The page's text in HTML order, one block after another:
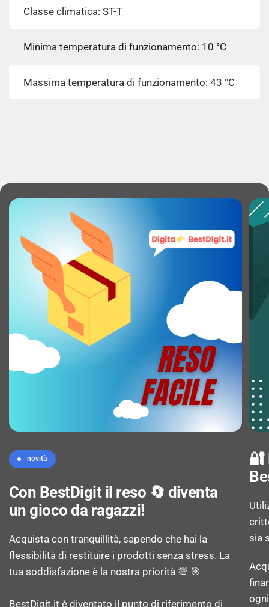
Classe climatica: ST-T
Minima temperatura di funzionamento: 10 °C
Massima temperatura di funzionamento: 43 °C
FRIGORIFERO
Capacità lorda frigorifero: 354 L
Luce interna: Sì
Tipo di lampada: LED
Sistema Multi-Airflow (frigorifero): Sì
Numero di ripiani frigorifero: 3
Numero di cassetti per verdura: 1
Porta uova: Sì
novità
Con BestDigit il reso 🔄 diventa
un gioco da ragazzi!
Acquista con tranquillità, sapendo che hai la
flessibilità di restituire i prodotti senza stress. La
tua soddisfazione è la nostra priorità 💯 🎯
BestDigit.it è diventato il punto di riferimento di
🔐
sia